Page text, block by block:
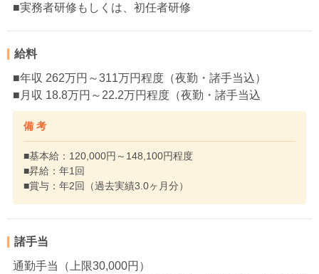
■実務者研修もしくは、初任者研修
給料
■年収 262万円～311万円程度（夜勤・諸手当込）
■月収 18.8万円～22.2万円程度（夜勤・諸手当込
備 考
■基本給：120,000円～148,100円程度
■昇給：年1回
■賞与：年2回（過去実績3.0ヶ月分）
諸手当
通勤手当（上限30,000円）